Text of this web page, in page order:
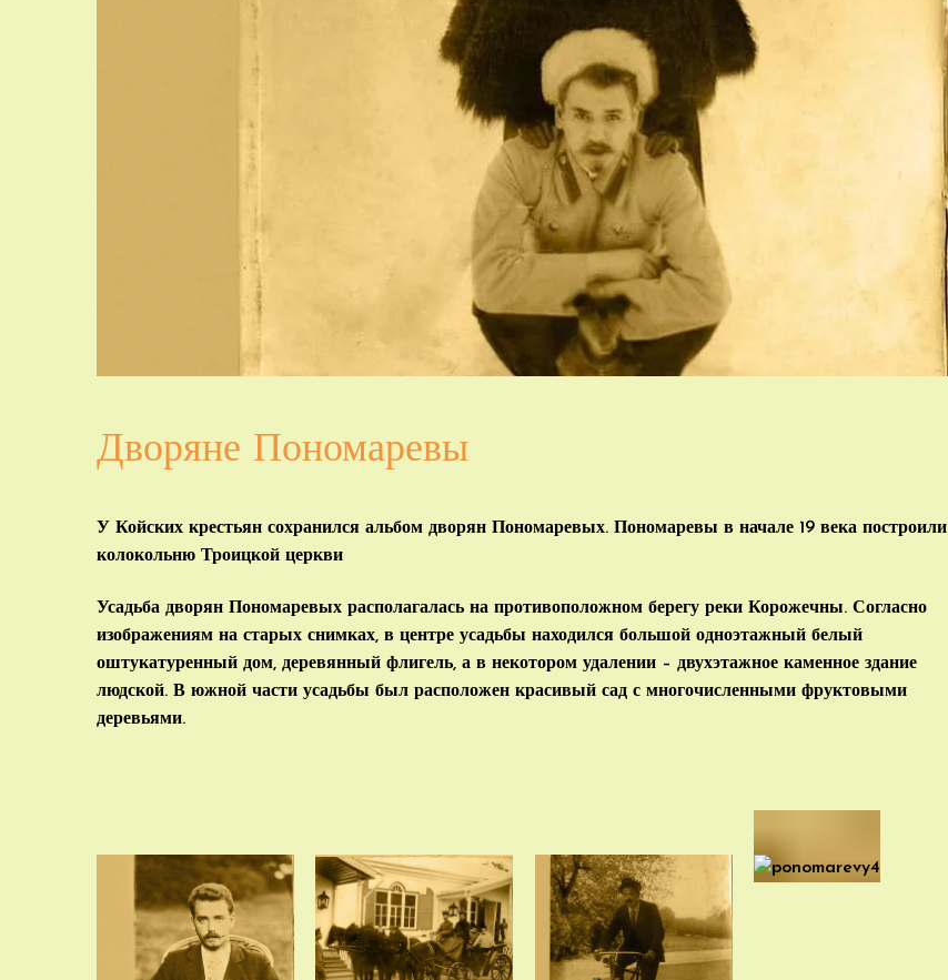
Дворяне Пономаревы
У Койских крестьян сохранился альбом дворян Пономаревых. Пономаревы в начале 19 века построили
колокольню Троицкой церкви
Усадьба дворян Пономаревых располагалась на противоположном берегу реки Корожечны. Согласно
изображениям на старых снимках, в центре усадьбы находился большой одноэтажный белый
оштукатуренный дом, деревянный флигель, а в некотором удалении – двухэтажное каменное здание
людской. В южной части усадьбы был расположен красивый сад с многочисленными фруктовыми
деревьями.